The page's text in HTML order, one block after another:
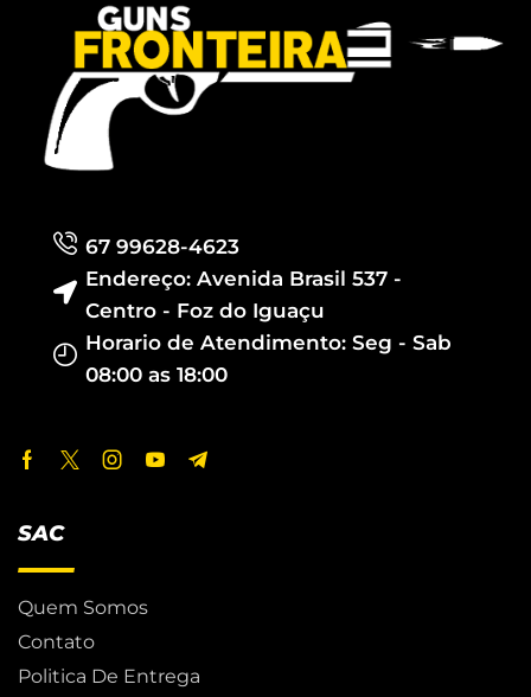
67 99628-4623
Endereço: Avenida Brasil 537 -
Centro - Foz do Iguaçu
Horario de Atendimento: Seg - Sab
08:00 as 18:00
SAC
Quem Somos
Contato
Politica De Entrega